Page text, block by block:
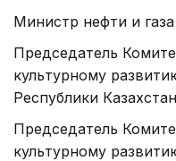
Министр нефти и
Председатель
культурному
Республики
Председатель
культурному